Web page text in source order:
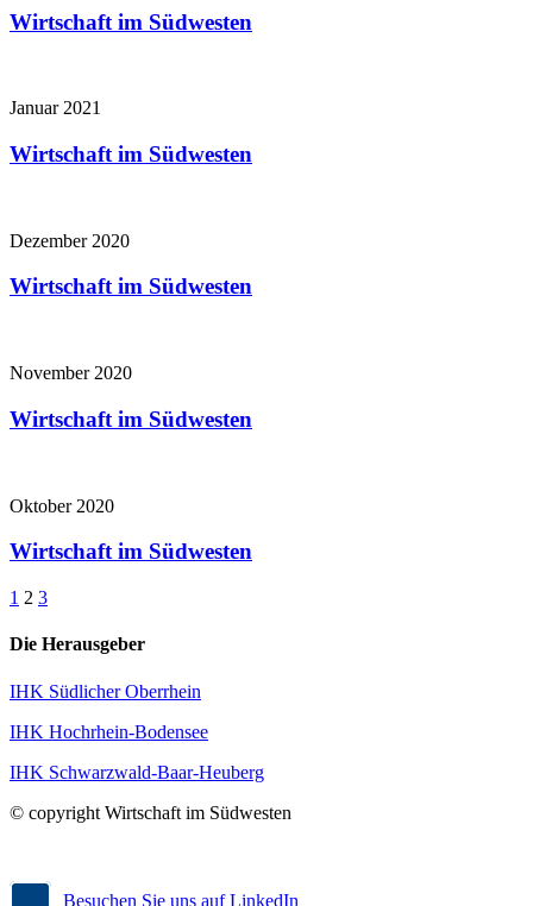
Wirtschaft im Südwesten
Januar 2021
Wirtschaft im Südwesten
Dezember 2020
Wirtschaft im Südwesten
November 2020
Wirtschaft im Südwesten
Oktober 2020
Wirtschaft im Südwesten
1 2 3
Die Herausgeber
IHK Südlicher Oberrhein
IHK Hochrhein-Bodensee
IHK Schwarzwald-Baar-Heuberg
© copyright Wirtschaft im Südwesten
Besuchen Sie uns auf LinkedIn